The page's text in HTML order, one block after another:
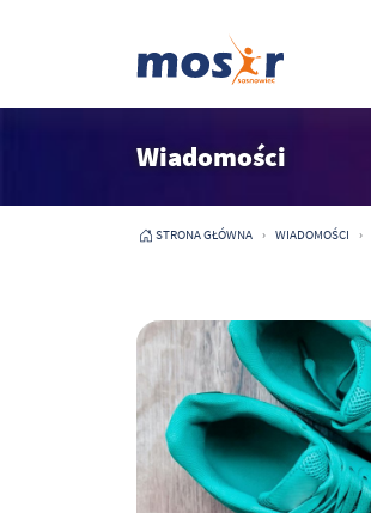
Wiadomości
STRONA GŁÓWNA WIADOMOŚCI